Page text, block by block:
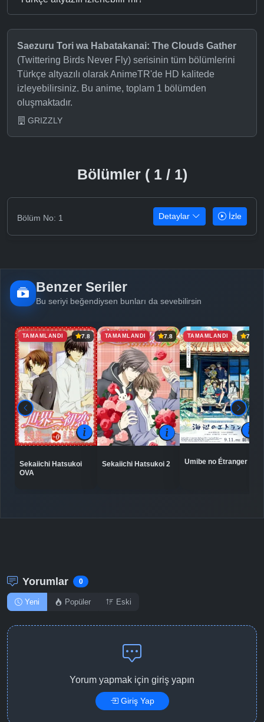
Saezuru Tori wa Habatakanai: The Clouds Gather
(Twittering Birds Never Fly) serisinin tüm bölümlerini
Türkçe altyazılı olarak AnimeTR'de HD kalitede
izleyebilirsiniz. Bu anime, toplam 1 bölümden
oluşmaktadır.
GRIZZLY
Bölümler ( 1 / 1)
Bölüm No: 1 Detaylar İzle
Benzer Seriler
Bu seriyi beğendiysen bunları da sevebilirsin
TAMAMLANDI 7.8
Sekaiichi Hatsukoi
OVA
TAMAMLANDI 7.8
Sekaiichi Hatsukoi 2
TAMAMLANDI 7.8
Umibe no Étranger
Yorumlar 0
Yeni Popüler Eski
Yorum yapmak için giriş yapın
Giriş Yap